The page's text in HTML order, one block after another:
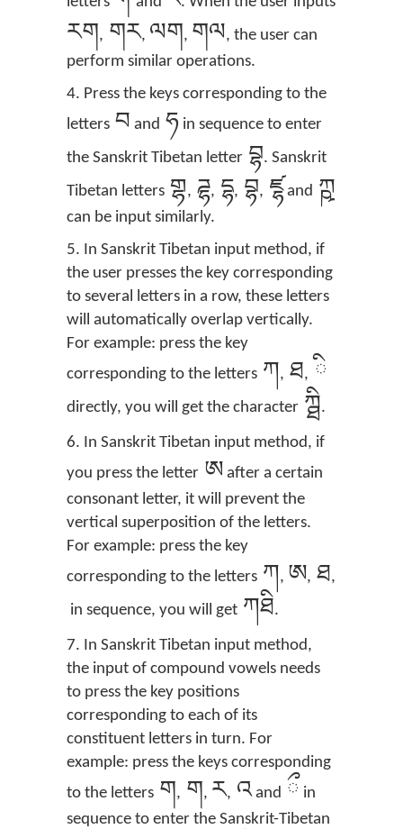
རག , གར, ལག , གལ, the user can
perform similar operations.
4. Press the keys corresponding to the
letters བ and ཧ in sequence to enter
the Sanskrit Tibetan letter བྷ. Sanskrit
Tibetan letters གྷ, ཌྷ, དྷ, བྷ, ཛྷand ཀྵ
can be input similarly.
5. In Sanskrit Tibetan input method, if
the user presses the key corresponding
to several letters in a row, these letters
will automatically overlap vertically.
For example: press the key
corresponding to the letters ཀ , ཐ, ི
directly, you will get the character ཀྠི.
6. In Sanskrit Tibetan input method, if
you press the letter ཨ after a certain
consonant letter, it will prevent the
vertical superposition of the letters.
For example: press the key
corresponding to the letters ཀ , ཨ, ཐ,
in sequence, you will get ཀཐི.
7. In Sanskrit Tibetan input method,
the input of compound vowels needs
to press the key positions
corresponding to each of its
constituent letters in turn. For
example: press the keys corresponding
to the letters ག , ག , ར, འand ྀ in
sequence to enter the Sanskrit-Tibetan